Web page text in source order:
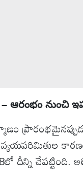
నుంచి
దీన్ని